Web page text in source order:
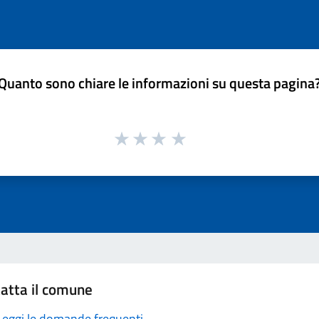
sono chiare le informazioni su questa
il comune